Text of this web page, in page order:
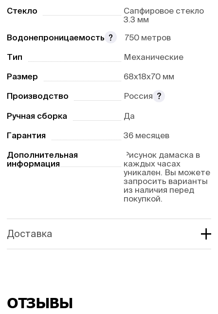
Стекло
Сапфировое стекло
3.3 мм
Водонепроницаемость
750 метров
Тип Механические
Размер 68х18х70 мм
Производство Россия
Ручная сборка Да
Гарантия 36 месяцев
Дополнительная
информация
Рисунок дамаска в
каждых часах
уникален. Вы можете
запросить варианты
из наличия перед
покупкой.
Доставка
ОТЗЫВЫ